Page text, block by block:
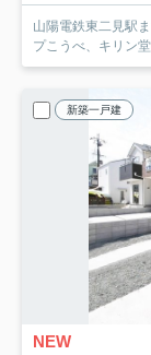
山陽電鉄東二見駅
プこうべ、キリン
新築一戸建
NEW